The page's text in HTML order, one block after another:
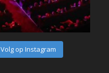
Volg op Instagram